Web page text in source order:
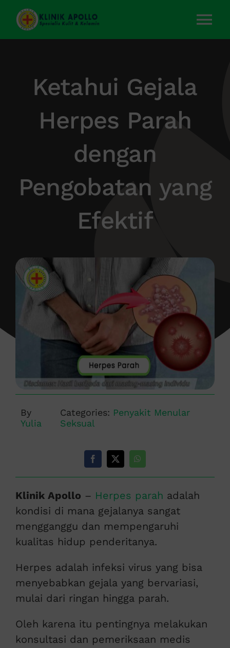
Skip
content
Layanan Kami
Tentang Kami
Kontak Kami
Ketahui Gejala
Herpes Parah
dengan
Pengobatan yang
Efektif
By
Yulia
Categories: Penyakit Menular
Seksual
Klinik Apollo – Herpes parah adalah
kondisi di mana gejalanya sangat
mengganggu dan mempengaruhi
kualitas hidup penderitanya.
Herpes adalah infeksi virus yang bisa
menyebabkan gejala yang bervariasi,
mulai dari ringan hingga parah.
Oleh karena itu pentingnya melakukan
konsultasi dan pemeriksaan medis